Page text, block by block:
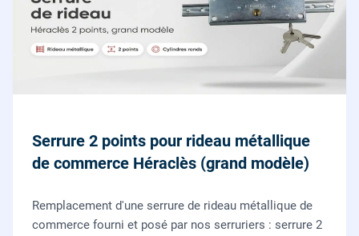
Serrure 2 points pour rideau métallique
de commerce Héraclès (grand modèle)
Remplacement d'une serrure de rideau métallique de
commerce fourni et posé par nos serruriers : serrure 2